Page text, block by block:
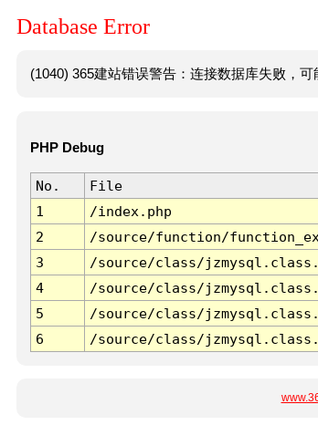
Database Error
(1040) 365建站错误警告：连接数据库失败，
PHP Debug
No. File
1
/index.php
2
/source/function/
3
/source/class/
4
/source/class/
5
/source/class/
6
/source/class/